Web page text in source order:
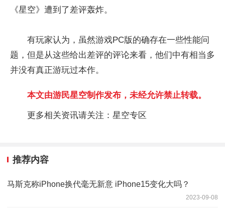
《星空》遭到了差评轰炸。
有玩家认为，虽然游戏PC版的确存在一些性能问
题，但是从这些给出差评的评论来看，他们中有相当多
并没有真正游玩过本作。
本文由游民星空制作发布，未经允许禁止转载。
更多相关资讯请关注：星空专区
推荐内容
马斯克称iPhone换代毫无新意 iPhone15变化大吗？
2023-09-08